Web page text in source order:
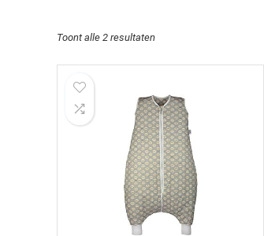
Toont alle 2 resultaten